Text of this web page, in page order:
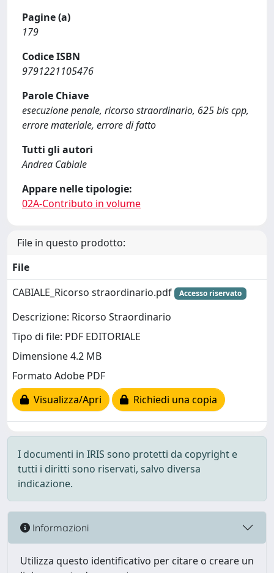
Pagine (a)
179
Codice ISBN
9791221105476
Parole Chiave
esecuzione penale, ricorso straordinario, 625 bis cpp,
errore materiale, errore di fatto
Tutti gli autori
Andrea Cabiale
Appare nelle tipologie:
02A-Contributo in volume
File in questo prodotto:
File
CABIALE_Ricorso straordinario.pdf
Accesso riservato
Descrizione: Ricorso Straordinario
Tipo di file: PDF EDITORIALE
Dimensione 4.2 MB
Formato Adobe PDF
Visualizza/Apri
Richiedi una copia
I documenti in IRIS sono protetti da copyright e
tutti i diritti sono riservati, salvo diversa
indicazione.
Informazioni
Utilizza questo identificativo per citare o creare un